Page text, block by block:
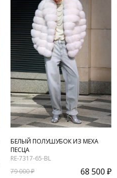
БЕЛЫЙ ПОЛУШУБОК ИЗ МЕХА
ПЕСЦА
RE-7317-65-BL
79 000 ₽
68 500 ₽